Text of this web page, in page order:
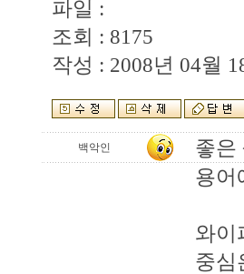
파일 :
조회 : 8175
작성 : 2008년 04월
백악인 좋은
용어
와이
중심